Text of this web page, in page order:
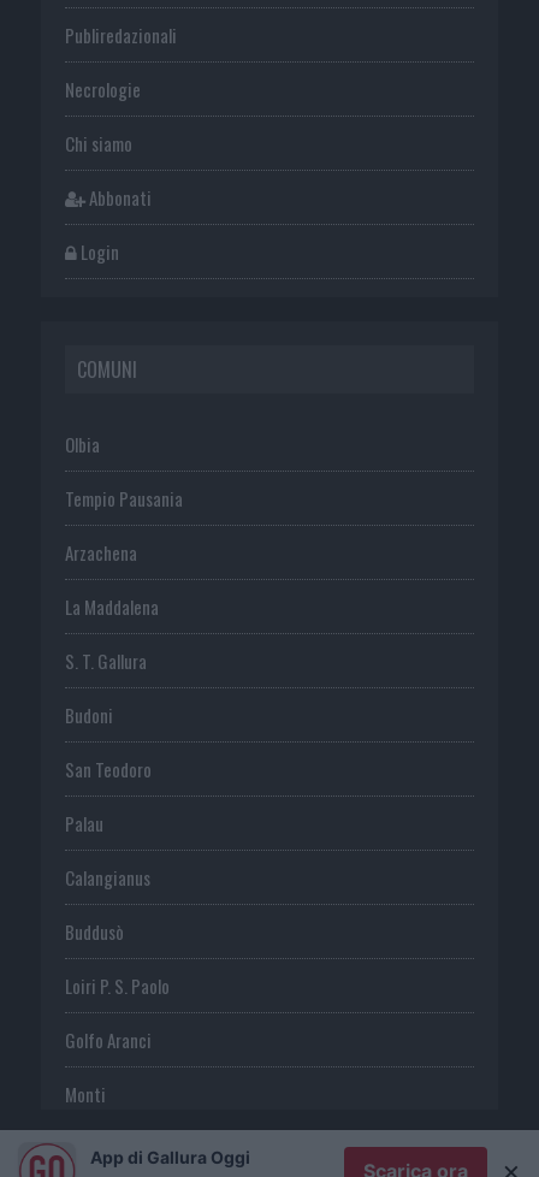
Publiredazionali
Necrologie
Chi siamo
Abbonati
Login
COMUNI
Olbia
Tempio Pausania
Arzachena
La Maddalena
S. T. Gallura
Budoni
San Teodoro
Palau
Calangianus
Buddusò
Loiri P. S. Paolo
Golfo Aranci
Monti
TeltiApp di Gallura Oggi
Scarica ora